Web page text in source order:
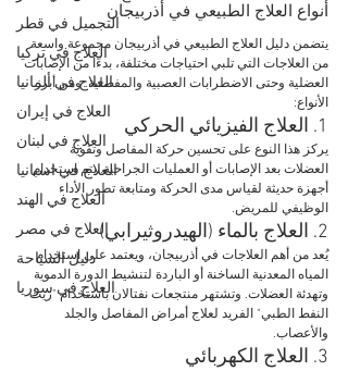
التجميل في قطر
العلاج في تركيا
العلاج في ألمانيا
العلاج في إيران
العلاج في لبنان
العلاج في اسبانيا
العلاج في الهند
العلاج في مصر
دليل السياحة
العلاج في سوريا
أنواع العلاج الطبيعي في أذربيجان
يتضمن دليل العلاج الطبيعي في أذربيجان مجموعة واسعة
من العلاجات التي تلبي احتياجات مختلفة، بدءًا من الإصابات
العضلية وحتى الاضطرابات العصبية والمفصلية. ومن أبرز
الأنواع:
1. العلاج الفيزيائي الحركي
يركز هذا النوع على تحسين حركة المفاصل وتقوية
العضلات بعد الإصابات أو العمليات الجراحية. يتم استخدام
أجهزة حديثة لقياس مدى الحركة ومتابعة تطور الأداء
الوظيفي للمريض.
2. العلاج بالماء (الهيدروثيرابي)
يُعد من أهم العلاجات في أذربيجان، ويعتمد على استخدام
المياه المعدنية الساخنة أو الباردة لتنشيط الدورة الدموية
وتهدئة العضلات. وتشتهر منتجعات نفتالان باستخدام "زيت
النفط الطبي" الفريد لعلاج أمراض المفاصل والجلد
والأعصاب.
3. العلاج الكهربائي